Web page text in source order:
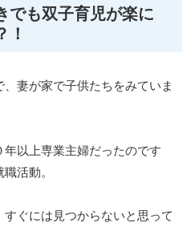
でも双子育児が楽に
妻が家で子供たちをみていま
以上専業主婦だったのです
活動。
ぐには見つからないと思って